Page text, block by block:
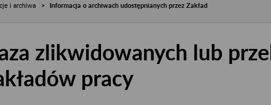
i archiwa Informacja o archiwach udostępnianych przez Zakład
zlikwidowanych lub
pracy